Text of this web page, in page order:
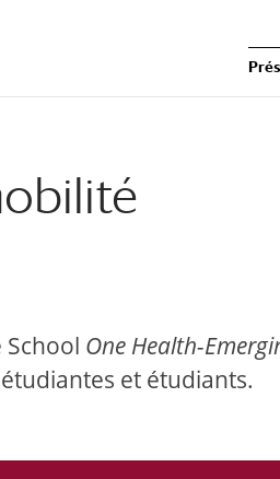
School One Health-
et étudiants.